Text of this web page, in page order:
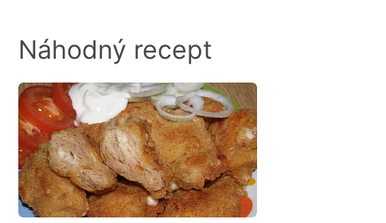
Náhodný recept